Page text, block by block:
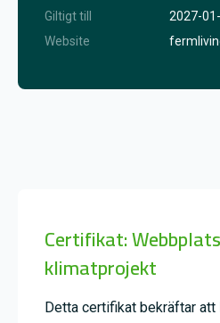
Giltigt till
2027-
Website
Certifikat:
klimatprojekt
Detta certifikat bekräftar att